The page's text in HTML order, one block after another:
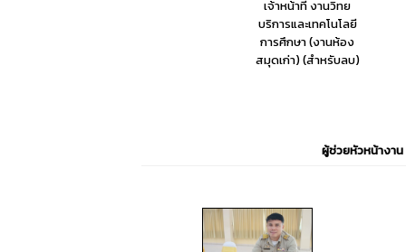
เจ้าหน้าที่ งานวิทย
บริการและเทคโนโลยี
การศึกษา (งานห้อง
สมุดเก่า) (สำหรับลบ)
ผู้ช่วยหัวหน้างาน